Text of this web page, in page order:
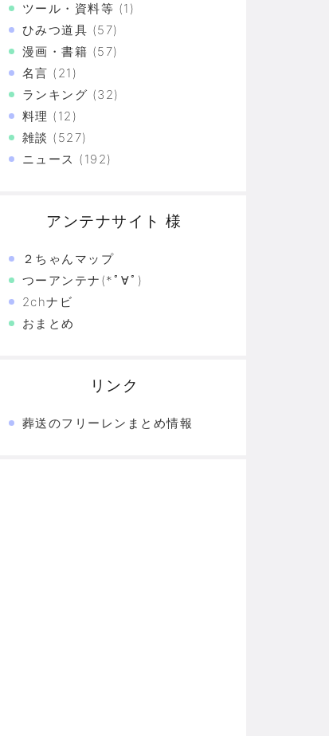
（画像あり）
てるのがお前だろ」
XX連で合計○万円使ってた！？
怖
恐怖…
駆け抜けた日々を思い出そう
ツール・資料等 (1)
ひみつ道具 (57)
漫画・書籍 (57)
名言 (21)
ランキング (32)
料理 (12)
雑談 (527)
ニュース (192)
アンテナサイト 様
２ちゃんマップ
つーアンテナ(*ﾟ∀ﾟ)
2chナビ
おまとめ
リンク
葬送のフリーレンまとめ情報